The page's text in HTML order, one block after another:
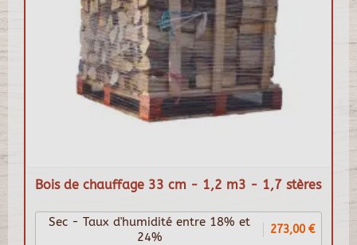
Bois de chauffage 33 cm - 1,2 m3 - 1,7 stères
Sec - Taux d'humidité entre 18% et
24%
273,00 €